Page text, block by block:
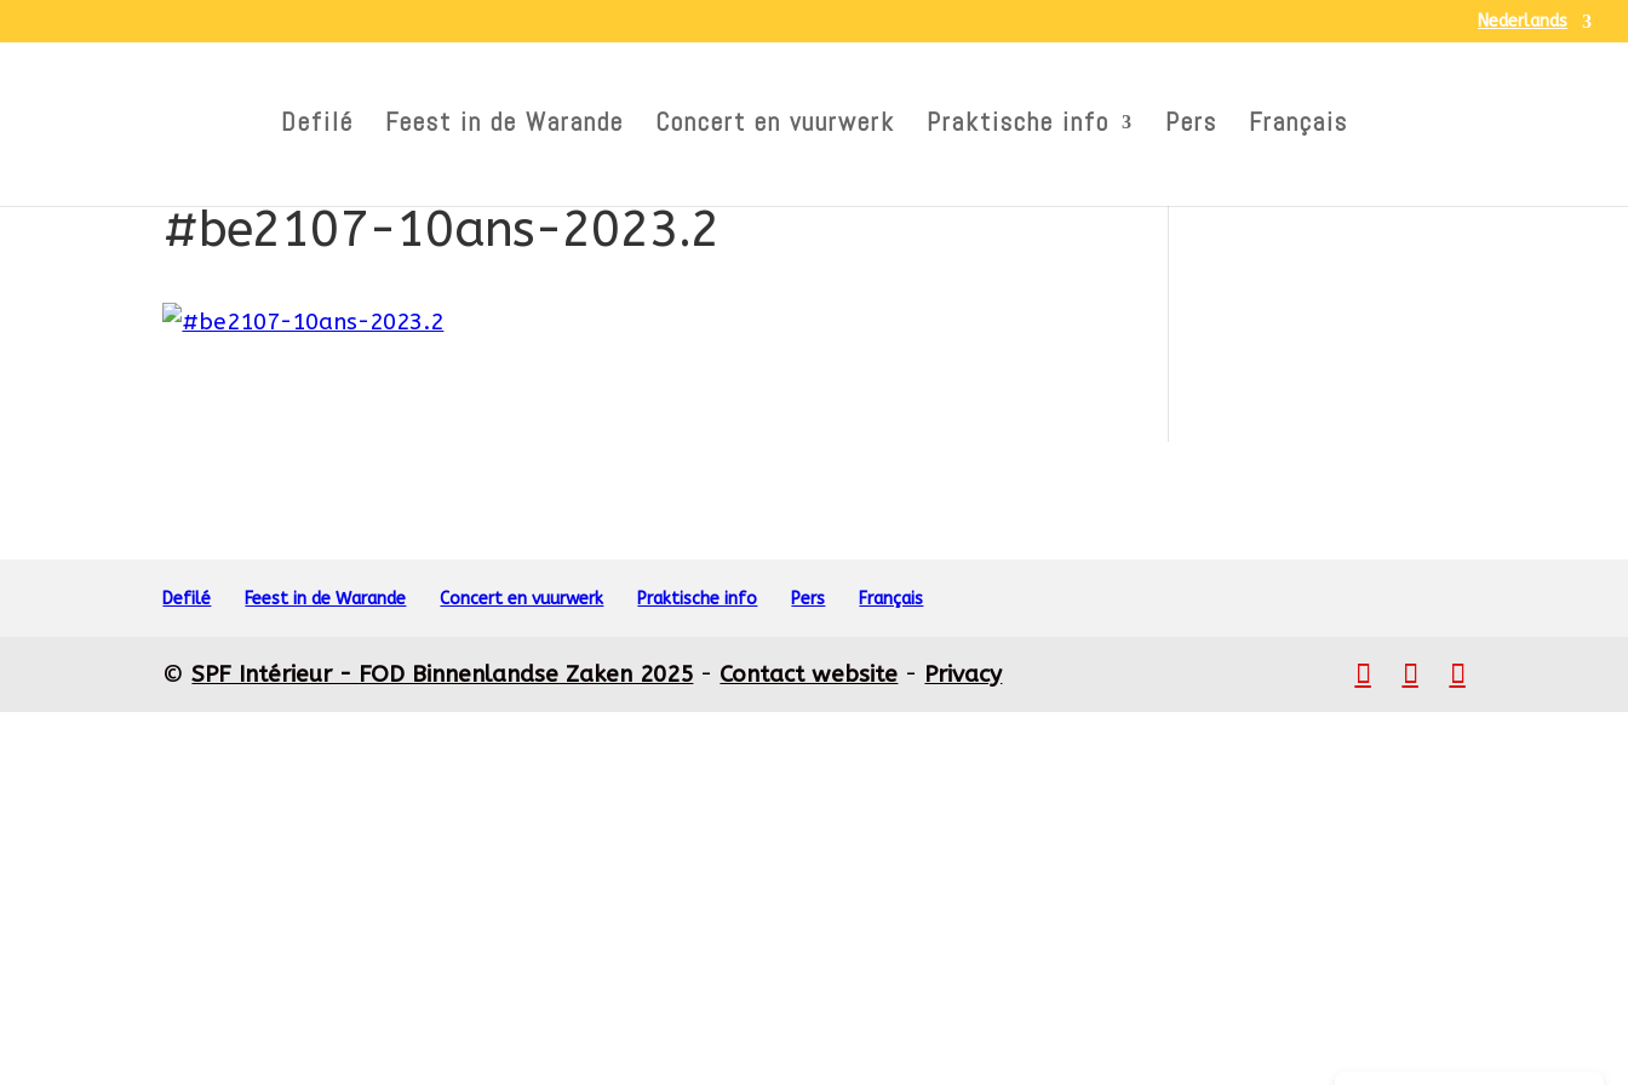
Nederlands
Defilé Feest in de Warande Concert en vuurwerk Praktische info Pers Français
#be2107-10ans-2023.2
Defilé Feest in de Warande Concert en vuurwerk Praktische info Pers Français
©SPF Intérieur - FOD Binnenlandse Zaken 2025 - Contact website - Privacy